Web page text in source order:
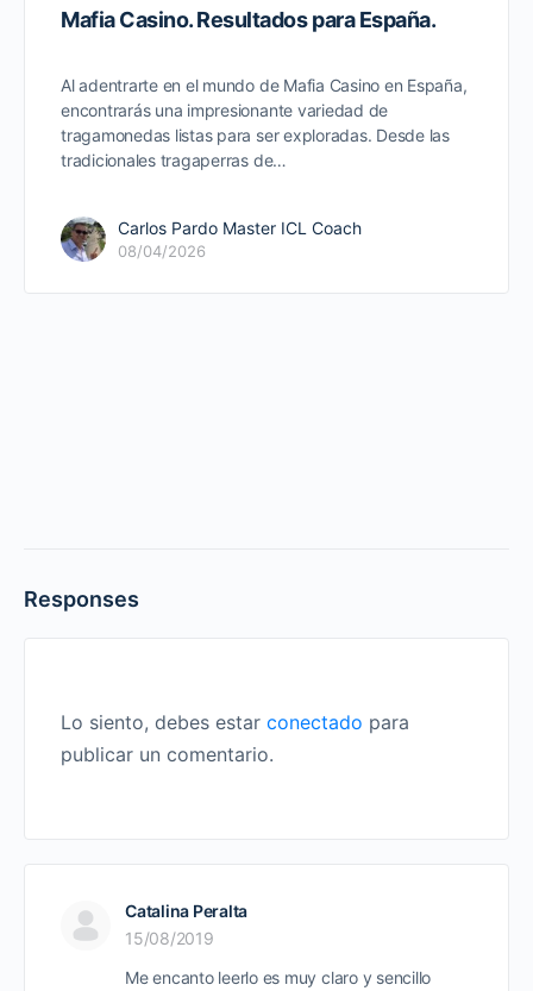
Mafia Casino. Resultados para España.
Al adentrarte en el mundo de Mafia Casino en España,
encontrarás una impresionante variedad de
tragamonedas listas para ser exploradas. Desde las
tradicionales tragaperras de…
Carlos Pardo Master ICL Coach
08/04/2026
Responses
Lo siento, debes estar conectado para
publicar un comentario.
Catalina Peralta
15/08/2019
Me encanto leerlo es muy claro y sencillo